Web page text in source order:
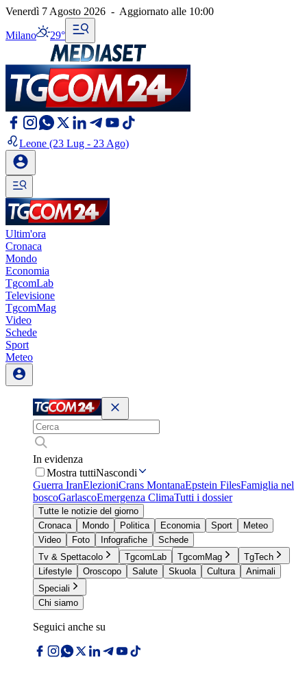
Venerdì 7 Agosto 2026 - Aggiornato alle 10:00
Milano 29°
Leone (23 Lug - 23 Ago)
Ultim'ora
Cronaca
Mondo
Economia
TgcomLab
Televisione
TgcomMag
Video
Schede
Sport
Meteo
In evidenza
Mostra tuttiNascondi
Guerra IranElezioniCrans MontanaEpstein FilesFamiglia nel
boscoGarlascoEmergenza ClimaTutti i dossier
Tutte le notizie del giorno
Cronaca
Mondo Politica Economia Sport
Meteo
Video
Foto Infografiche
Schede
Tv & Spettacolo
TgcomLab TgcomMag
TgTech
Lifestyle
Oroscopo Salute Skuola Cultura
Animali
Speciali
Chi siamo
Seguici anche su